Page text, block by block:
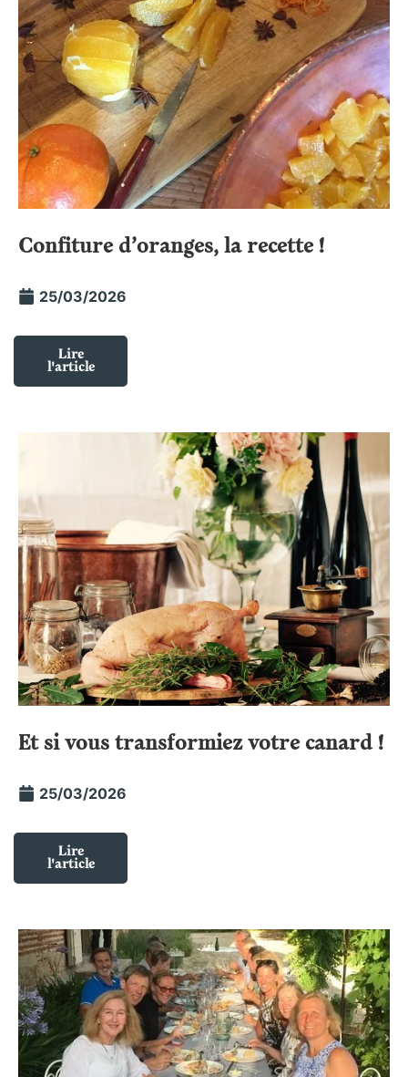
Confiture d’oranges, la recette !
25/03/2026
Lire
l'article
Et si vous transformiez votre canard !
25/03/2026
Lire
l'article